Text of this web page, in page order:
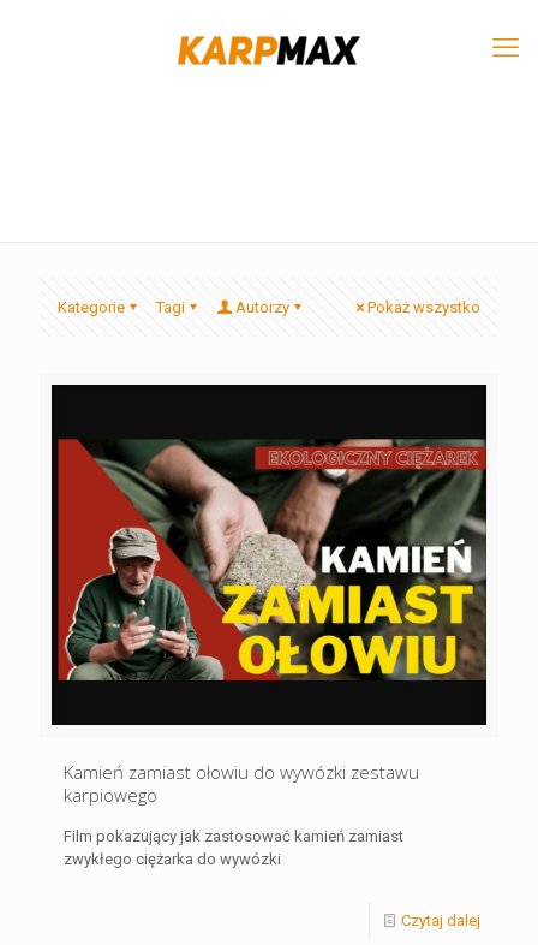
Kategorie Tagi Autorzy Pokaż wszystko
Kamień zamiast ołowiu do wywózki zestawu
karpiowego
Film pokazujący jak zastosować kamień zamiast
zwykłego ciężarka do wywózki
Czytaj dalej